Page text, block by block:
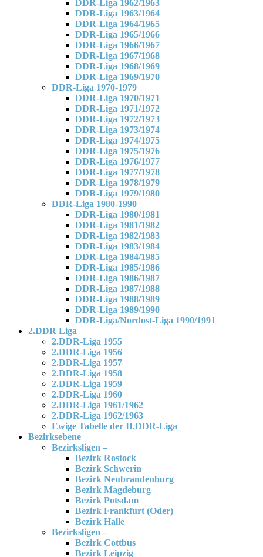
DDR-Liga 1962/1963
DDR-Liga 1963/1964
DDR-Liga 1964/1965
DDR-Liga 1965/1966
DDR-Liga 1966/1967
DDR-Liga 1967/1968
DDR-Liga 1968/1969
DDR-Liga 1969/1970
DDR-Liga 1970-1979
DDR-Liga 1970/1971
DDR-Liga 1971/1972
DDR-Liga 1972/1973
DDR-Liga 1973/1974
DDR-Liga 1974/1975
DDR-Liga 1975/1976
DDR-Liga 1976/1977
DDR-Liga 1977/1978
DDR-Liga 1978/1979
DDR-Liga 1979/1980
DDR-Liga 1980-1990
DDR-Liga 1980/1981
DDR-Liga 1981/1982
DDR-Liga 1982/1983
DDR-Liga 1983/1984
DDR-Liga 1984/1985
DDR-Liga 1985/1986
DDR-Liga 1986/1987
DDR-Liga 1987/1988
DDR-Liga 1988/1989
DDR-Liga 1989/1990
DDR-Liga/Nordost-Liga 1990/1991
2.DDR Liga
2.DDR-Liga 1955
2.DDR-Liga 1956
2.DDR-Liga 1957
2.DDR-Liga 1958
2.DDR-Liga 1959
2.DDR-Liga 1960
2.DDR-Liga 1961/1962
2.DDR-Liga 1962/1963
Ewige Tabelle der II.DDR-Liga
Bezirksebene
Bezirksligen –
Bezirk Rostock
Bezirk Schwerin
Bezirk Neubrandenburg
Bezirk Magdeburg
Bezirk Potsdam
Bezirk Frankfurt (Oder)
Bezirk Halle
Bezirksligen –
Bezirk Cottbus
Bezirk Leipzig